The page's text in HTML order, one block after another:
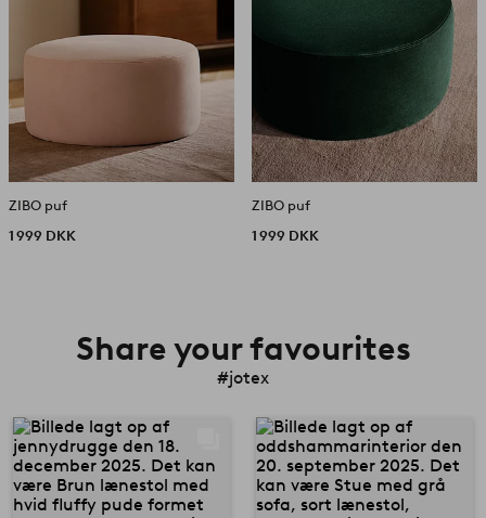
ZIBO puf
1 999 DKK
ZIBO puf
1 999 DKK
Share your favourites
#jotex